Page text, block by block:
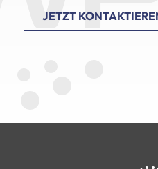
JETZT